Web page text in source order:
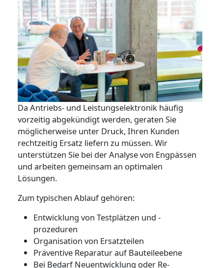
Da Antriebs- und Leistungselektronik häufig
vorzeitig abgekündigt werden, geraten Sie
möglicherweise unter Druck, Ihren Kunden
rechtzeitig Ersatz liefern zu müssen. Wir
unterstützen Sie bei der Analyse von Engpässen
und arbeiten gemeinsam an optimalen
Lösungen.
Zum typischen Ablauf gehören:
Entwicklung von Testplätzen und -
prozeduren
Organisation von Ersatzteilen
Präventive Reparatur auf Bauteileebene
Bei Bedarf Neuentwicklung oder Re-